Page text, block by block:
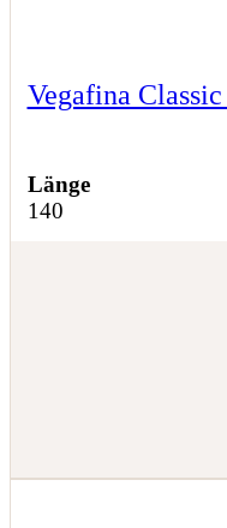
Vegafina
Länge
140